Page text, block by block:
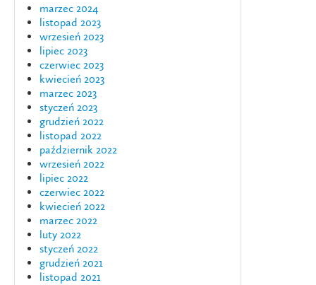
marzec 2024
listopad 2023
wrzesień 2023
lipiec 2023
czerwiec 2023
kwiecień 2023
marzec 2023
styczeń 2023
grudzień 2022
listopad 2022
październik 2022
wrzesień 2022
lipiec 2022
czerwiec 2022
kwiecień 2022
marzec 2022
luty 2022
styczeń 2022
grudzień 2021
listopad 2021